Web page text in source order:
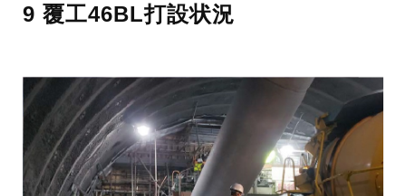
9 覆工46BL打設状況